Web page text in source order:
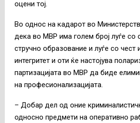
оцени тој.
Во однос на кадарот во
дека во МВР има голем број луѓе со
стручно образование и луѓе со чест
интегритет и оти ќе настојува
партизацијата во МВР да биде
на професионализацијата.
– Добар дел од оние
односно предмети на оперативно